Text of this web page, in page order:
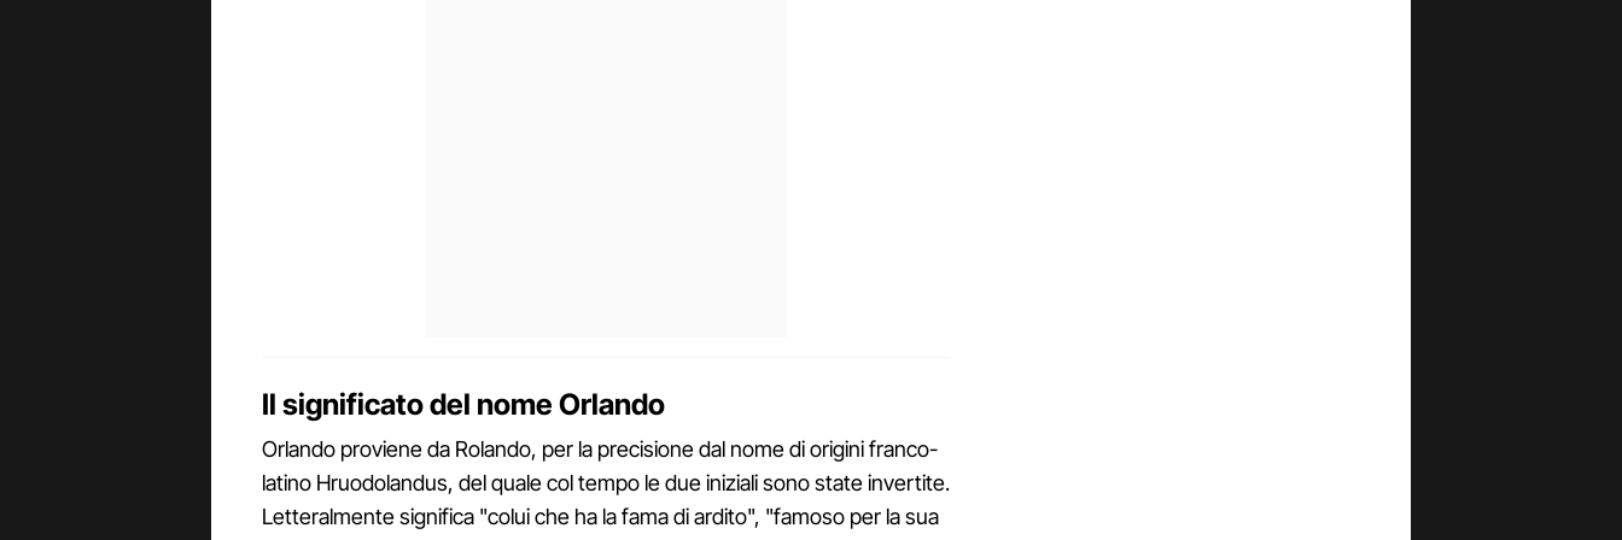
Il significato del nome Orlando
Orlando proviene da Rolando, per la precisione dal nome di origini franco-
latino Hruodolandus, del quale col tempo le due iniziali sono state invertite.
Letteralmente significa "colui che ha la fama di ardito", "famoso per la sua